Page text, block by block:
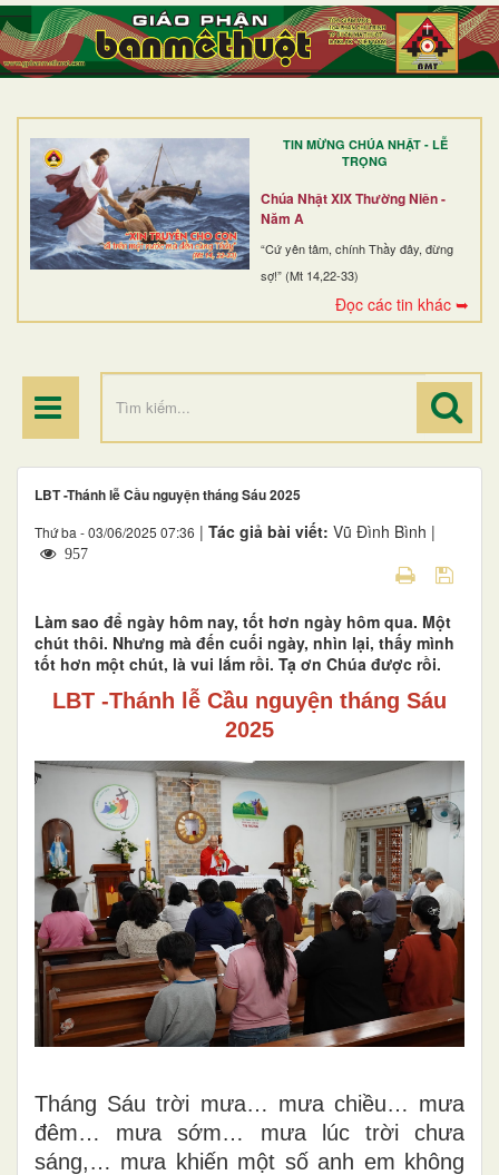
TIN MỪNG CHÚA NHẬT - LỄ
TRỌNG
Chúa Nhật XIX Thường Niên -
Năm A
“Cứ yên tâm, chính Thầy đây, đừng
sợ!” (Mt 14,22-33)
Đọc các tin khác ➥
TRANG NHẤT
GIỚI THIỆU
DÒNG TU
BAN MỤC VỤ
ĐOÀN THỂ CG
ĐIỂM HÀNH HƯƠNG
LBT -Thánh lễ Cầu nguyện tháng Sáu 2025
Thứ ba - 03/06/2025 07:36 | Tác giả bài viết: Vũ Đình Bình |
957
Làm sao để ngày hôm nay, tốt hơn ngày hôm qua. Một
chút thôi. Nhưng mà đến cuối ngày, nhìn lại, thấy mình
tốt hơn một chút, là vui lắm rồi. Tạ ơn Chúa được rồi.
LBT -Thánh lễ Cầu nguyện tháng Sáu
2025
Tháng Sáu trời mưa… mưa chiều… mưa
đêm… mưa sớm… mưa lúc trời chưa
sáng,… mưa khiến một số anh em không